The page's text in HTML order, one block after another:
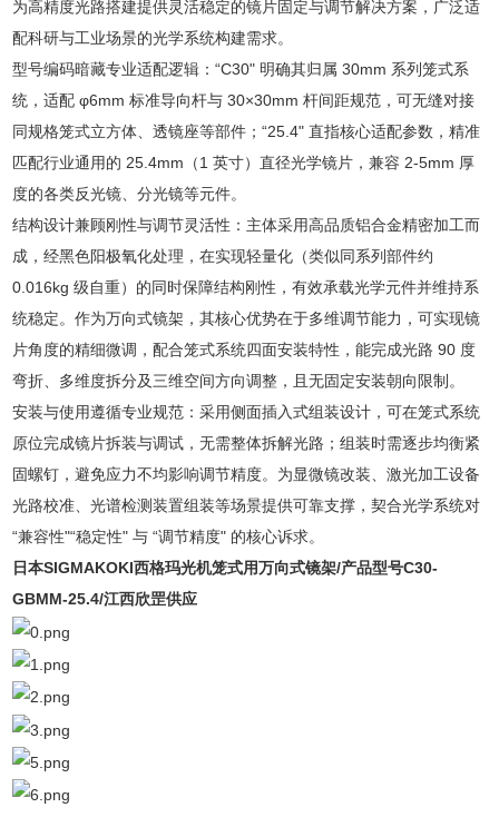
为高精度光路搭建提供灵活稳定的镜片固定与调节解决方案，广泛适
配科研与工业场景的光学系统构建需求。
型号编码暗藏专业适配逻辑：“C30" 明确其归属 30mm 系列笼式系
统，适配 φ6mm 标准导向杆与 30×30mm 杆间距规范，可无缝对接
同规格笼式立方体、透镜座等部件；“25.4" 直指核心适配参数，精准
匹配行业通用的 25.4mm（1 英寸）直径光学镜片，兼容 2-5mm 厚
度的各类反光镜、分光镜等元件。
结构设计兼顾刚性与调节灵活性：主体采用高品质铝合金精密加工而
成，经黑色阳极氧化处理，在实现轻量化（类似同系列部件约
0.016kg 级自重）的同时保障结构刚性，有效承载光学元件并维持系
统稳定。作为万向式镜架，其核心优势在于多维调节能力，可实现镜
片角度的精细微调，配合笼式系统四面安装特性，能完成光路 90 度
弯折、多维度拆分及三维空间方向调整，且无固定安装朝向限制。
安装与使用遵循专业规范：采用侧面插入式组装设计，可在笼式系统
原位完成镜片拆装与调试，无需整体拆解光路；组装时需逐步均衡紧
固螺钉，避免应力不均影响调节精度。为显微镜改装、激光加工设备
光路校准、光谱检测装置组装等场景提供可靠支撑，契合光学系统对
“兼容性"“稳定性" 与 “调节精度" 的核心诉求。
日本SIGMAKOKI西格玛光机笼式用万向式镜架/产品型号C30-
GBMM-25.4/江西欣罡供应